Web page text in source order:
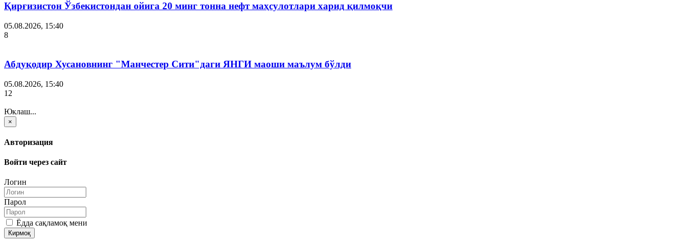
Қирғизистон Ўзбекистондан ойига 20 минг тонна нефт маҳсулотлари харид қилмоқчи
05.08.2026, 15:40
8
Абдуқодир Хусановнинг "Манчестер Сити"даги ЯНГИ маоши маълум бўлди
05.08.2026, 15:40
12
Юклаш...
×
Авторизация
Войти через сайт
Логин
Парол
Ёдда сақламоқ мени